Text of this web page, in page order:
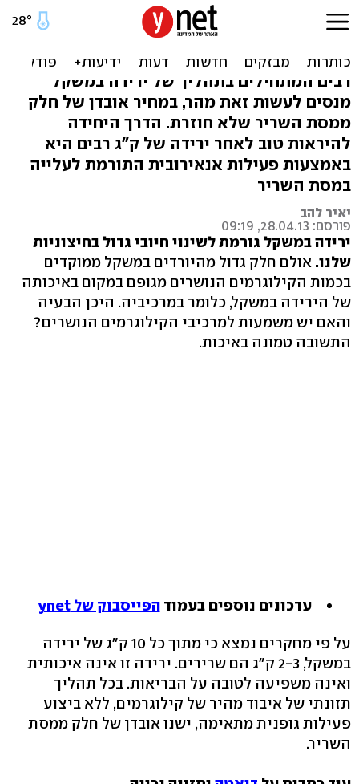
איכות ולא כמות: לרדת
במשקל בלי לפגוע בגוף
רבים המתחילים בתהליך של ירידה במשקל
מנסים לעשות זאת מהר, במחיר אובדן של חלק
ממסת השריר שלא חוזרת. הדרך היחידה
להיראות טוב לאחר ירידה של ק"ג רבים היא
באמצעות פעילות אנאירובית התורמת לעלייה
במסת השריר
יאיר להב
פורסם: 28.04.13, 09:19
ירידה במשקל גורמת לשינוי חיובי גדול בחיצוניות
שלנו. אולם חלק גדול מהיורדים במשקל ממוקדים
בכמות הקילוגרמים הנושרים מגופם במקום באיכותה
של הירידה במשקל, כלומר במרכיביה. היכן הבעיה
והאם יש משמעות למרכיבי הקילוגרמים הנושרים?
התשובה טמונה באיכות.
עדכונים נוספים בעמודהפייסבוק של ynet
על פי מחקרים נמצא כי מתוך כל 10 ק"ג של ירידה
במשקל, 2-3 ק"ג הם שרירים. ירידה זו אינה איכותית
ואינה משפיעה לטובה על הבריאות. בכל תהליך
תזונתי של איבוד מהיר של קילוגרמים, ללא ביצוע
פעילות גופנית מתאימה, ישנו אובדן של חלק ממסת
השריר.